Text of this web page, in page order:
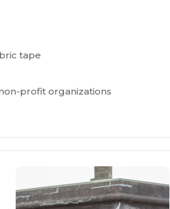
tape
profit organizations